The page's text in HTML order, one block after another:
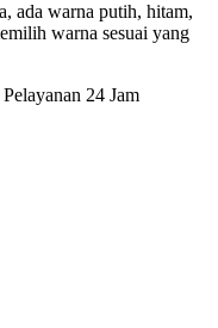
ada warna putih, hitam,
warna sesuai yang